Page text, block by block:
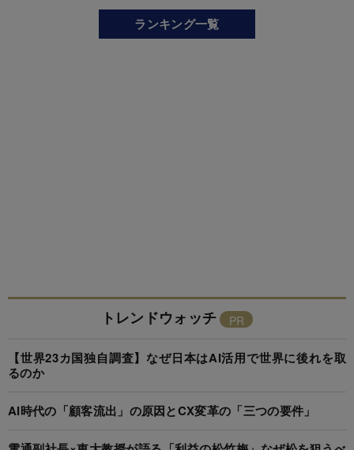
ランキング一覧
トレンドウォッチ
【世界23カ国独自調査】なぜ日本はAI活用で世界に後れを取
るのか
AI時代の「顧客流出」の原因とCX変革の「三つの要件」